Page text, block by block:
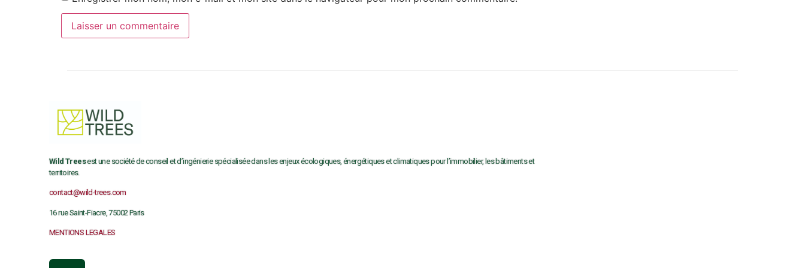
Wild Treesest une société de conseil et d’ingénierie spécialisée dans les enjeux écologiques, énergétiques et climatiques pour l’immobilier, les bâtiments et
territoires.
contact@wild-trees.com
16 rue Saint-Fiacre, 75002 Paris
MENTIONS LEGALES